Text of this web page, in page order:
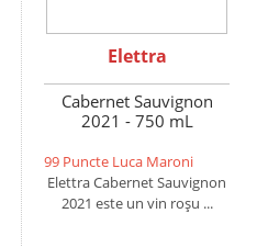
Elettra
Cabernet Sauvignon
2021 - 750 mL
99 Puncte Luca Maroni
Elettra Cabernet Sauvignon
2021 este un vin roșu ...